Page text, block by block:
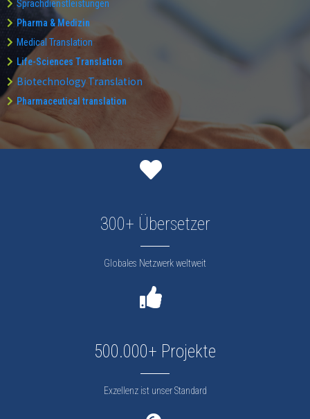
Sprachdienstleistungen
Pharma & Medizin
Medical Translation
Life-Sciences Translation
Biotechnology Translation
Pharmaceutical translation
300+ Übersetzer
Globales Netzwerk weltweit
500.000+ Projekte
Exzellenz ist unser Standard